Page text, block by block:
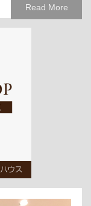
Read More